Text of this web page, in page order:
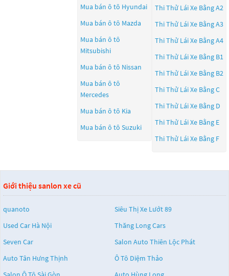
Mua bán ô tô Hyundai
Mua bán ô tô Mazda
Mua bán ô tô
Mitsubishi
Mua bán ô tô Nissan
Mua bán ô tô
Mercedes
Mua bán ô tô Kia
Mua bán ô tô Suzuki
Thi Thử Lái Xe Bằng A2
Thi Thử Lái Xe Bằng A3
Thi Thử Lái Xe Bằng A4
Thi Thử Lái Xe Bằng B1
Thi Thử Lái Xe Bằng B2
Thi Thử Lái Xe Bằng C
Thi Thử Lái Xe Bằng D
Thi Thử Lái Xe Bằng E
Thi Thử Lái Xe Bằng F
Giới thiệu sanlon xe cũ
quanoto
Siêu Thị Xe Lướt 89
Used Car Hà Nội
Thăng Long Cars
Seven Car
Salon Auto Thiên Lộc Phát
Auto Tân Hưng Thịnh
Ô Tô Diệm Thảo